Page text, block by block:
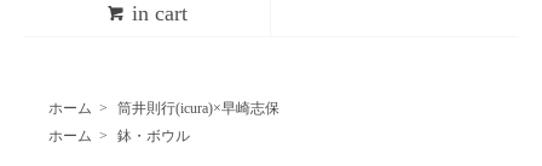
in cart
ホーム >
筒井則行(icura)×早崎志保
ホーム > 鉢・ボウル